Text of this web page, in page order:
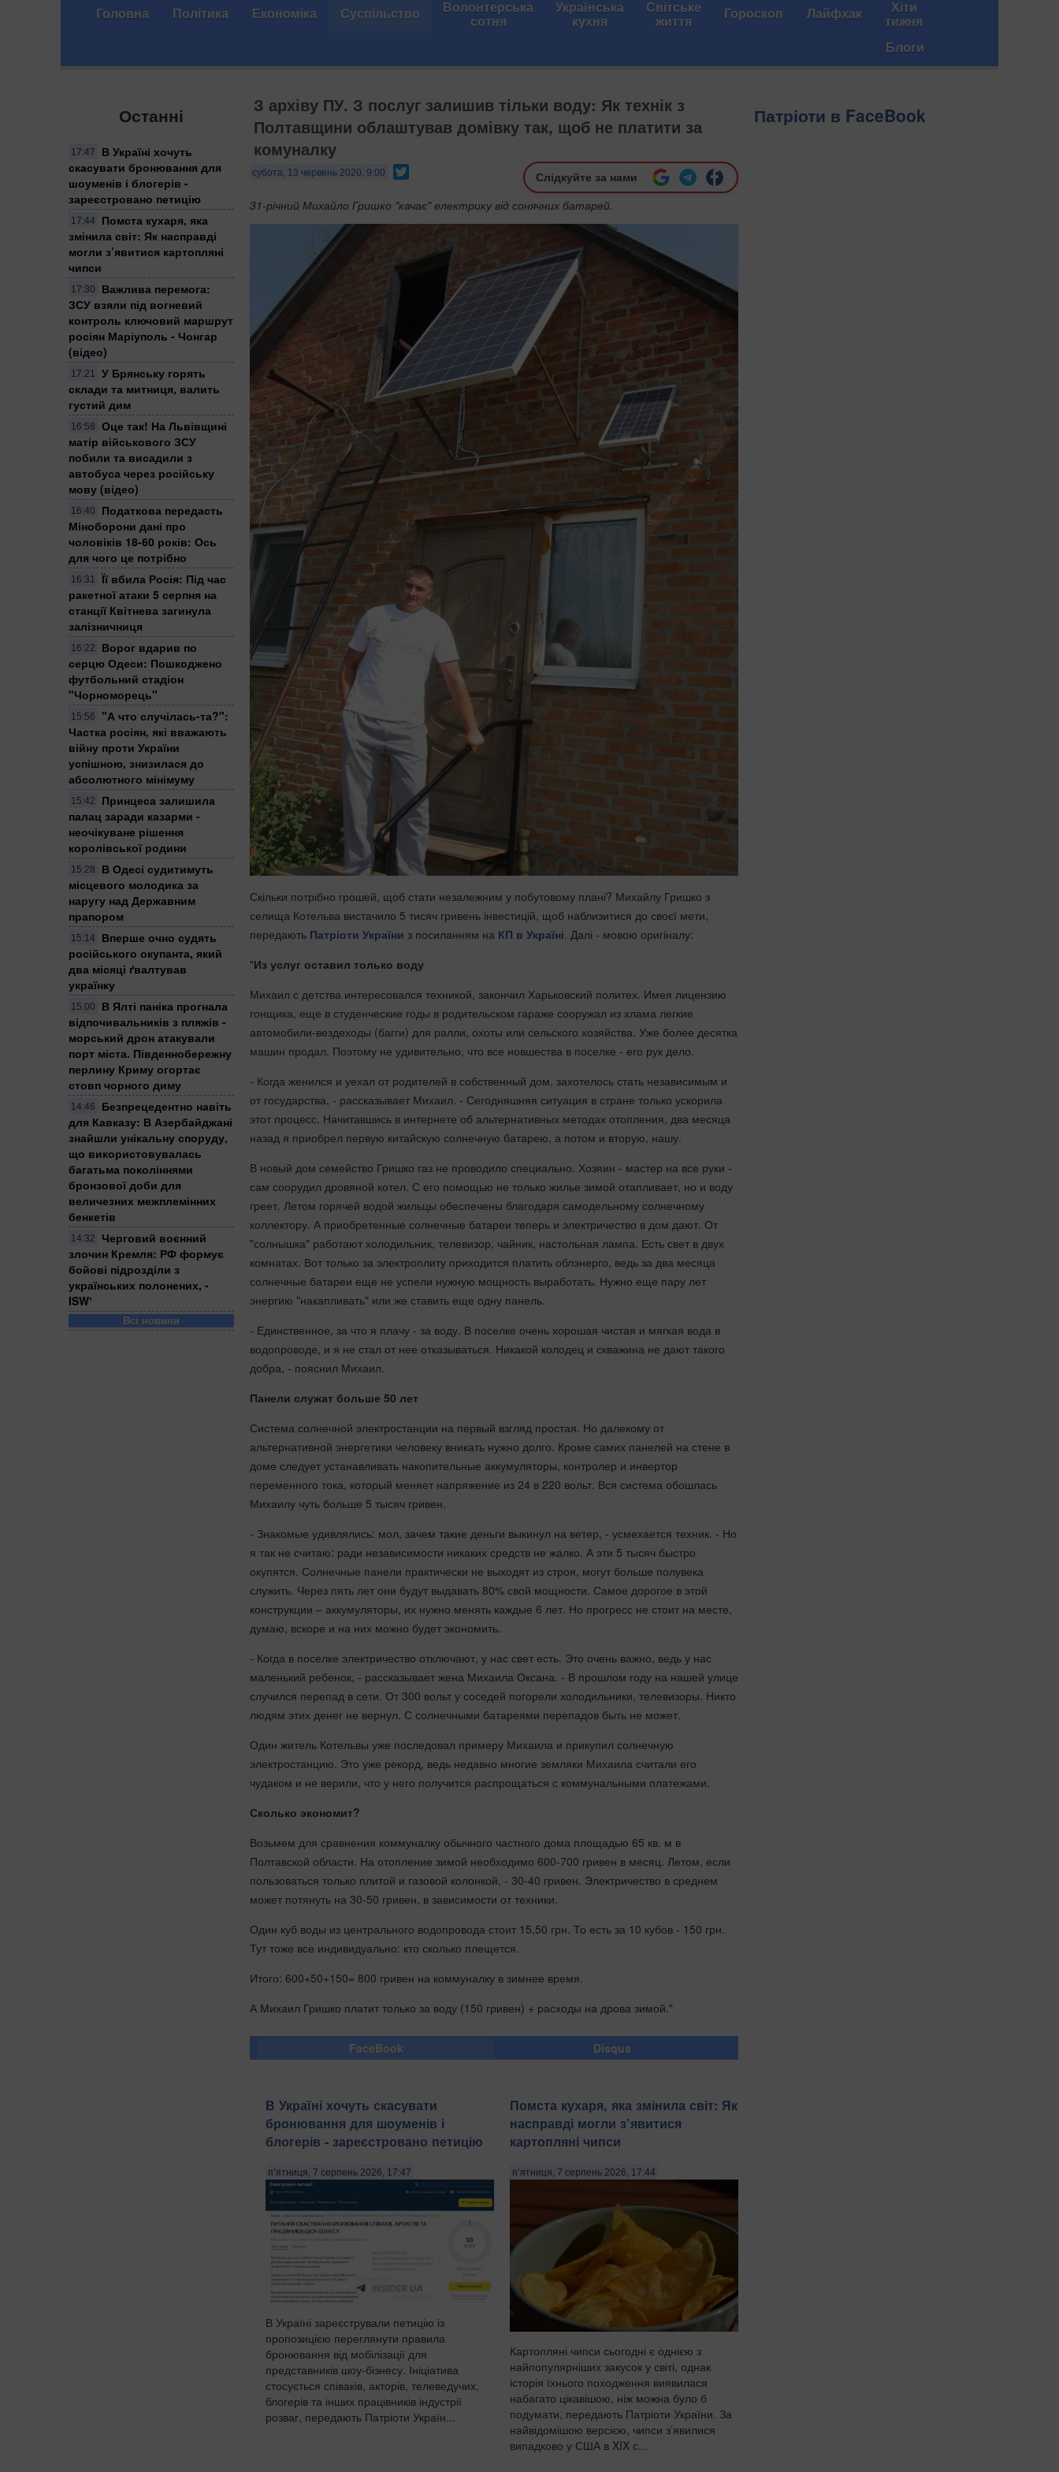
Головна Політика Економіка Суспільство Волонтерська
сотня
Українська
кухня
Світське
життя Гороскоп Лайфхак Хіти
тижня
Блоги
Останні
17:47
В Україні хочуть
скасувати бронювання для
шоуменів і блогерів -
зареєстровано петицію
17:44
Помста кухаря, яка
змінила світ: Як насправді
могли з’явитися картопляні
чипси
17:30
Важлива перемога:
ЗСУ взяли під вогневий
контроль ключовий маршрут
росіян Маріуполь - Чонгар
(відео)
17:21
​У Брянську горять
склади та митниця, валить
густий дим
16:58
Оце так! На Львівщині
матір військового ЗСУ
побили та висадили з
автобуса через російську
мову (відео)
16:40
Податкова передасть
Міноборони дані про
чоловіків 18-60 років: Ось
для чого це потрібно
16:31
Її вбила Росія: Під час
ракетної атаки 5 серпня на
станції Квітнева загинула
залізничниця
16:22
Ворог вдарив по
серцю Одеси: Пошкоджено
футбольний стадіон
"Чорноморець"
15:56
"А что случілась-та?":
Частка росіян, які вважають
війну проти України
успішною, знизилася до
абсолютного мінімуму
15:42
Принцеса залишила
палац заради казарми -
неочікуване рішення
королівської родини
15:28
В Одесі судитимуть
місцевого молодика за
наругу над Державним
прапором
15:14
Вперше очно судять
російського окупанта, який
два місяці ґвалтував
українку
15:00
​В Ялті паніка прогнала
відпочивальників з пляжів -
морський дрон атакували
порт міста. Південнобережну
перлину Криму огортає
стовп чорного диму
14:46
Безпрецедентно навіть
для Кавказу: В Азербайджані
знайшли унікальну споруду,
що використовувалась
багатьма поколіннями
бронзової доби для
величезних межплемінних
бенкетів
14:32
Черговий воєнний
злочин Кремля: ​РФ формує
бойові підрозділи з
українських полонених, -
ISWʼ
Всі новини
З архіву ПУ. З послуг залишив тільки воду: Як технік з
Полтавщини облаштував домівку так, щоб не платити за
комуналку
субота, 13 червень 2020, 9:00 Слідкуйте за нами
31-річний Михайло Гришко "качає" електрику від сонячних батарей.
Скільки потрібно грошей, щоб стати незалежним у побутовому плані? Михайлу Гришко з
селища Котельва вистачило 5 тисяч гривень інвестицій, щоб наблизитися до своєї мети,
передають Патріоти України з посиланням на КП в Україні. Далі - мовою оригіналу:
"Из услуг оставил только воду
Михаил с детства интересовался техникой, закончил Харьковский политех. Имея лицензию
гонщика, еще в студенческие годы в родительском гараже сооружал из хлама легкие
автомобили-вездеходы (багги) для ралли, охоты или сельского хозяйства. Уже более десятка
машин продал. Поэтому не удивительно, что все новшества в поселке - его рук дело.
- Когда женился и уехал от родителей в собственный дом, захотелось стать независимым и
от государства, - рассказывает Михаил. - Сегодняшняя ситуация в стране только ускорила
этот процесс. Начитавшись в интернете об альтернативных методах отопления, два месяца
назад я приобрел первую китайскую солнечную батарею, а потом и вторую, нашу.
В новый дом семейство Гришко газ не проводило специально. Хозяин - мастер на все руки -
сам соорудил дровяной котел. С его помощью не только жилье зимой отапливает, но и воду
греет. Летом горячей водой жильцы обеспечены благодаря самодельному солнечному
коллектору. А приобретенные солнечные батареи теперь и электричество в дом дают. От
"солнышка" работают холодильник, телевизор, чайник, настольная лампа. Есть свет в двух
комнатах. Вот только за электроплиту приходится платить облэнерго, ведь за два месяца
солнечные батареи еще не успели нужную мощность выработать. Нужно еще пару лет
энергию "накапливать" или же ставить еще одну панель.
- Единственное, за что я плачу - за воду. В поселке очень хорошая чистая и мягкая вода в
водопроводе, и я не стал от нее отказываться. Никакой колодец и скважина не дают такого
добра, - пояснил Михаил.
Панели служат больше 50 лет
Система солнечной электростанции на первый взгляд простая. Но далекому от
альтернативной энергетики человеку вникать нужно долго. Кроме самих панелей на стене в
доме следует устанавливать накопительные аккумуляторы, контролер и инвертор
переменного тока, который меняет напряжение из 24 в 220 вольт. Вся система обошлась
Михаилу чуть больше 5 тысяч гривен.
- Знакомые удивлялись: мол, зачем такие деньги выкинул на ветер, - усмехается техник. - Но
я так не считаю: ради независимости никаких средств не жалко. А эти 5 тысяч быстро
окупятся. Солнечные панели практически не выходят из строя, могут больше полувека
служить. Через пять лет они будут выдавать 80% свой мощности. Самое дорогое в этой
конструкции – аккумуляторы, их нужно менять каждые 6 лет. Но прогресс не стоит на месте,
думаю, вскоре и на них можно будет экономить.
- Когда в поселке электричество отключают, у нас свет есть. Это очень важно, ведь у нас
маленький ребенок, - рассказывает жена Михаила Оксана. - В прошлом году на нашей улице
случился перепад в сети. От 300 вольт у соседей погорели холодильники, телевизоры. Никто
людям этих денег не вернул. С солнечными батареями перепадов быть не может.
Один житель Котельвы уже последовал примеру Михаила и прикупил солнечную
электростанцию. Это уже рекорд, ведь недавно многие земляки Михаила считали его
чудаком и не верили, что у него получится распрощаться с коммунальными платежами.
Сколько экономит?
Возьмем для сравнения коммуналку обычного частного дома площадью 65 кв. м в
Полтавской области. На отопление зимой необходимо 600-700 гривен в месяц. Летом, если
пользоваться только плитой и газовой колонкой, - 30-40 гривен. Электричество в среднем
может потянуть на 30-50 гривен, в зависимости от техники.
Один куб воды из центрального водопровода стоит 15,50 грн. То есть за 10 кубов - 150 грн.
Тут тоже все индивидуально: кто сколько плещется.
Итого: 600+50+150= 800 гривен на коммуналку в зимнее время.
А Михаил Гришко платит только за воду (150 гривен) + расходы на дрова зимой."
FaceBook Disqus
В Україні хочуть скасувати
бронювання для шоуменів і
блогерів - зареєстровано петицію
п’ятниця, 7 серпень 2026, 17:47
В Україні зареєстрували петицію із
пропозицією переглянути правила
бронювання від мобілізації для
представників шоу-бізнесу. Ініціатива
стосується співаків, акторів, телеведучих,
блогерів та інших працівників індустрії
розваг, передають Патріоти Україн...
Помста кухаря, яка змінила світ: Як
насправді могли з’явитися
картопляні чипси
п’ятниця, 7 серпень 2026, 17:44
Картопляні чипси сьогодні є однією з
найпопулярніших закусок у світі, однак
історія їхнього походження виявилася
набагато цікавішою, ніж можна було б
подумати, передають Патріоти України. За
найвідомішою версією, чипси з’явилися
випадково у США в XIX с...
Патріоти в FaceBook